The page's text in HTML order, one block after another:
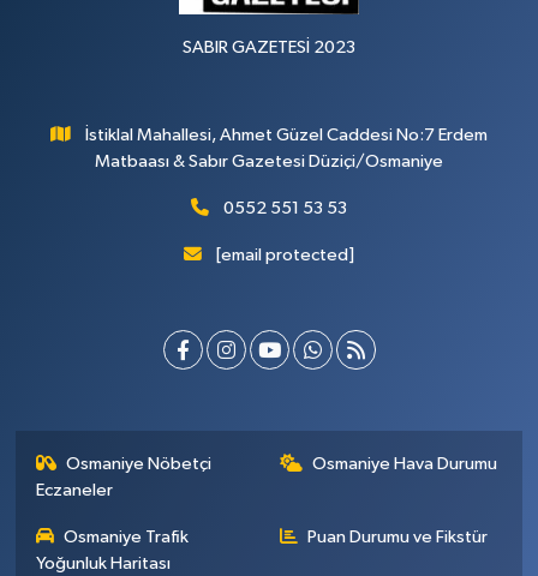
SABIR GAZETESİ 2023
İstiklal Mahallesi, Ahmet Güzel Caddesi No:7 Erdem
Matbaası & Sabır Gazetesi Düziçi/Osmaniye
0552 551 53 53
[email protected]
Osmaniye Nöbetçi
Eczaneler
Osmaniye Hava Durumu
Osmaniye Trafik
Yoğunluk Haritası
Puan Durumu ve Fikstür